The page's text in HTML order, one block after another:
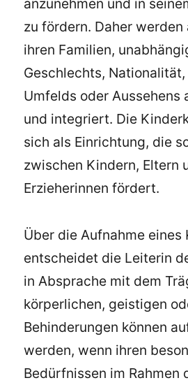
anzunehmen und in
zu fördern. Daher
ihren Familien,
Geschlechts,
Umfelds oder Aussehens
und integriert. Die
sich als Einrichtung, die
zwischen Kindern, Eltern
Erzieherinnen fördert.
Über die Aufnahme eines
entscheidet die Leiterin
in Absprache mit dem
körperlichen, geistigen
Behinderungen können
werden, wenn ihren
Bedürfnissen im Rahmen